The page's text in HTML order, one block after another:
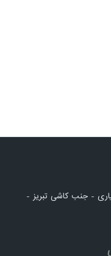
آبیاری - جنب کاشی تبریز -